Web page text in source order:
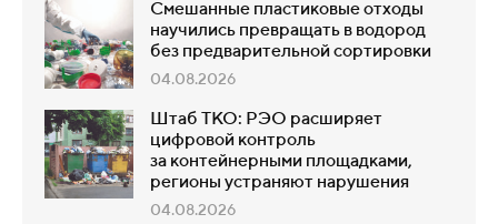
Смешанные пластиковые отходы
научились превращать в водород
без предварительной сортировки
04.08.2026
Штаб ТКО: РЭО расширяет
цифровой контроль
за контейнерными площадками,
регионы устраняют нарушения
04.08.2026